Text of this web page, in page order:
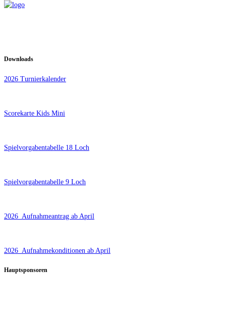
Downloads
2026 Turnierkalender
Scorekarte Kids Mini
Spielvorgabentabelle 18 Loch
Spielvorgabentabelle 9 Loch
2026_Aufnahmeantrag ab April
2026_Aufnahmekonditionen ab April
Hauptsponsoren